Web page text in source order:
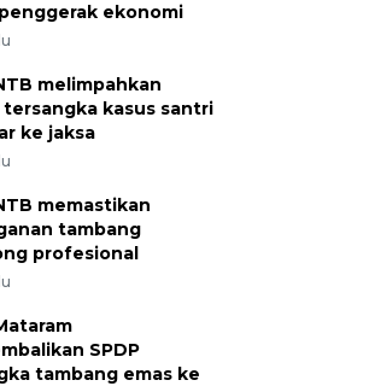
ekonomi
melimpahkan
tersangka kasus santri
ke jaksa
memastikan
tambang
profesional
SPDP
tambang emas ke